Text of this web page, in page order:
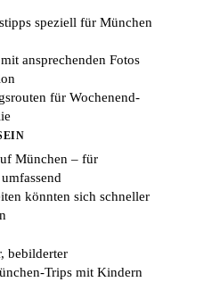
speziell für München
ansprechenden Fotos
für Wochenend-
München – für
könnten sich schneller
bebilderter
Trips mit Kindern